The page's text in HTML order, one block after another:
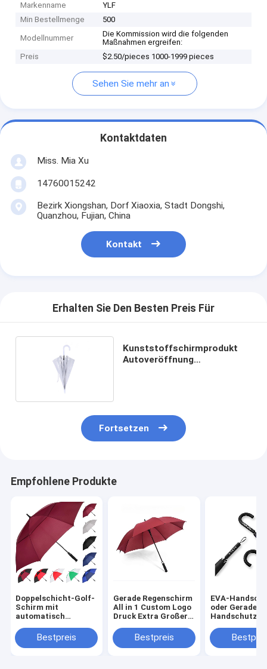
Markenname
YLF
Min Bestellmenge
500
Modellnummer
Die Kommission wird die folgenden
Maßnahmen ergreifen:
Preis
$2.50/pieces 1000-1999 pieces
Sehen Sie mehr an
Kontaktdaten
Miss. Mia Xu
14760015242
Bezirk Xiongshan, Dorf Xiaoxia, Stadt Dongshi,
Quanzhou, Fujian, China
Kontakt
Erhalten Sie Den Besten Preis Für
Kunststoffschirmprodukt
Autoveröffnung
Fortsetzen
Empfohlene Produkte
Doppelschicht-Golf-
Schirm mit
automatisch
Handschließen und
personalisiertem
Bestpreis
Gerade Regenschirm
All in 1 Custom Logo
Druck Extra Großer
für Werbung
Bestpreis
EVA-
oder Gerade-
individuellem
von YLF